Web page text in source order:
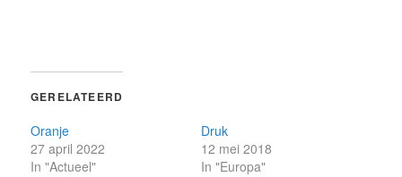
GERELATEERD
Oranje
27 april 2022
In "Actueel"
Druk
12 mei 2018
In "Europa"